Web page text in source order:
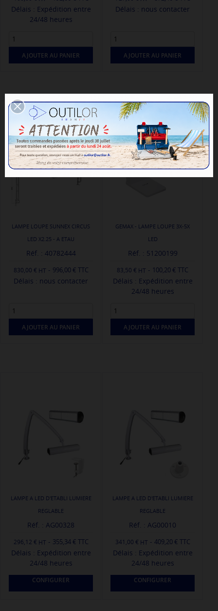
Délais : Expédition entre
24/48 heures
AJOUTER AU PANIER
Délais : nous contacter
AJOUTER AU PANIER
LAMPE LOUPE SUNNEX CIRCUS
LED X2.25 - A ETAU
Réf. : 40782444
830,00 € - 996,00 € TTC
Délais : nous contacter
AJOUTER AU PANIER
GEMAX - LAMPE LOUPE 3X-5X
LED
Réf. : 51200199
83,50 € - 100,20 € TTC
Délais : Expédition entre
24/48 heures
AJOUTER AU PANIER
LAMPE A LED D'ETABLI LUMIERE
REGLABLE
Réf. : AG00328
296,12 € - 355,34 € TTC
Délais : Expédition entre
24/48 heures
CONFIGURER
LAMPE A LED D'ETABLI LUMIERE
REGLABLE
Réf. : AG00010
341,00 € - 409,20 € TTC
Délais : Expédition entre
24/48 heures
CONFIGURER